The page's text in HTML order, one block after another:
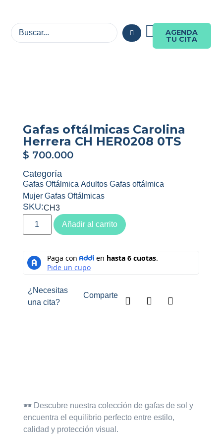
AGENDA
TU CITA
Gafas oftálmicas Carolina
Herrera CH HER0208 0TS
$ 700.000
Categoría
Gafas Oftálmica Adultos Gafas oftálmica
Mujer Gafas Oftálmicas
SKU:CH3
Añadir al carrito
¿Necesitas
una cita?
Comparte
🕶️ Descubre nuestra colección de gafas de sol y
encuentra el equilibrio perfecto entre estilo,
calidad y protección visual.